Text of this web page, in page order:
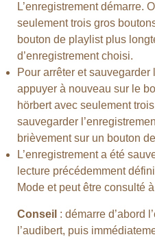
L’enregistrement démarre.
seulement trois gros
bouton de playlist plus
d’enregistrement choisi.
Pour arrêter et sauvegarder
appuyer à nouveau sur le
hörbert avec seulement
sauvegarder
brièvement sur un bouton
L’enregistrement a été
lecture précédemment
Mode et peut être consulté
Conseil : démarre d’abord
l’audibert, puis